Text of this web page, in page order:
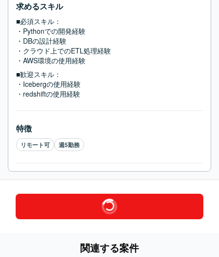
求めるスキル
■必須スキル：
・Pythonでの開発経験
・DBの設計経験
・クラウド上でのETL処理経験
・AWS環境の使用経験
■歓迎スキル：
・Icebergの使用経験
・redshiftの使用経験
特徴
リモート可 週5勤務
関連する案件